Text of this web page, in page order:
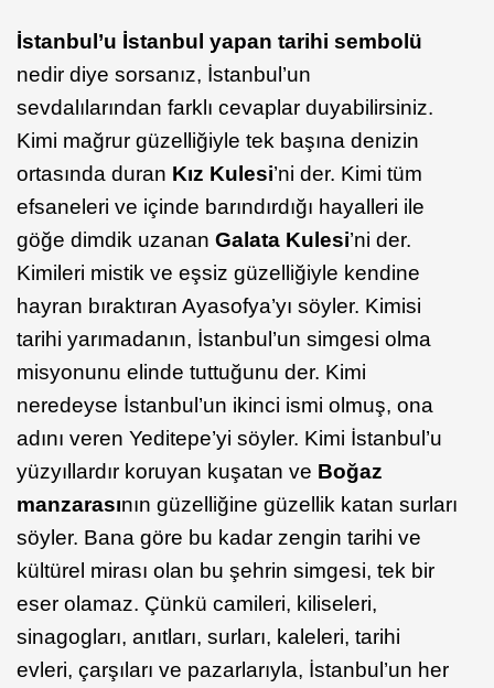
İstanbul’u İstanbul yapan tarihi sembolü
nedir diye sorsanız, İstanbul’un
sevdalılarından farklı cevaplar duyabilirsiniz.
Kimi mağrur güzelliğiyle tek başına denizin
ortasında duran Kız Kulesi’ni der. Kimi tüm
efsaneleri ve içinde barındırdığı hayalleri ile
göğe dimdik uzanan Galata Kulesi’ni der.
Kimileri mistik ve eşsiz güzelliğiyle kendine
hayran bıraktıran Ayasofya’yı söyler. Kimisi
tarihi yarımadanın, İstanbul’un simgesi olma
misyonunu elinde tuttuğunu der. Kimi
neredeyse İstanbul’un ikinci ismi olmuş, ona
adını veren Yeditepe’yi söyler. Kimi İstanbul’u
yüzyıllardır koruyan kuşatan ve Boğaz
manzarasının güzelliğine güzellik katan surları
söyler. Bana göre bu kadar zengin tarihi ve
kültürel mirası olan bu şehrin simgesi, tek bir
eser olamaz. Çünkü camileri, kiliseleri,
sinagogları, anıtları, surları, kaleleri, tarihi
evleri, çarşıları ve pazarlarıyla, İstanbul’un her